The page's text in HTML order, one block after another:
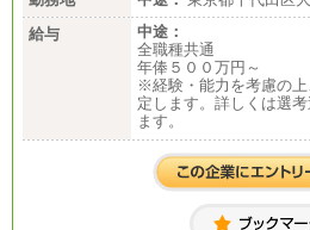
給与
中途：
全職種共通
年俸５００万円～
※経験・能力を考慮の
定します。詳しくは選
ます。